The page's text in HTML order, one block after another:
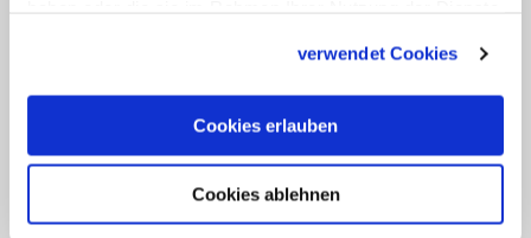
verwendet Cookies
Cookies erlauben
Cookies ablehnen
in meiner Klause erlebe. Aber ich
plaudere keine Vertraulichkeiten meiner
Gesprächspartner aus!"